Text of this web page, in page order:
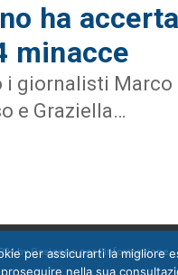
ha
minacce
i giornalisti Marco
e Graziella…
by Ossigeno per l'informazione
per assicurarti la migliore
nella sua